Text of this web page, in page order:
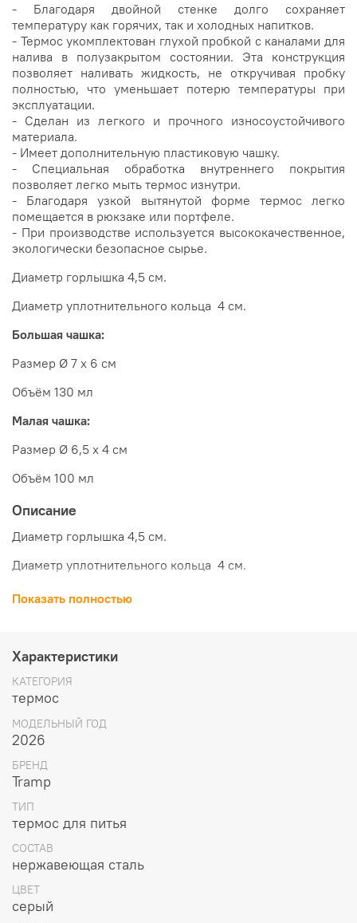
- Благодаря двойной стенке долго сохраняет
температуру как горячих, так и холодных напитков.
- Термос укомплектован глухой пробкой с каналами для
налива в полузакрытом состоянии. Эта конструкция
позволяет наливать жидкость, не откручивая пробку
полностью, что уменьшает потерю температуры при
эксплуатации.
- Сделан из легкого и прочного износоустойчивого
материала.
- Имеет дополнительную пластиковую чашку.
- Специальная обработка внутреннего покрытия
позволяет легко мыть термос изнутри.
- Благодаря узкой вытянутой форме термос легко
помещается в рюкзаке или портфеле.
- При производстве используется высококачественное,
экологически безопасное сырье.
Диаметр горлышка 4,5 см.
Диаметр уплотнительного кольца 4 см.
Большая чашка:
Размер Ø 7 х 6 см
Объём 130 мл
Малая чашка:
Размер Ø 6,5 х 4 см
Объём 100 мл
Описание
Диаметр горлышка 4,5 см.
Диаметр уплотнительного кольца 4 см.
Большая чашка:
Объём 130 мл
Малая чашка:
Размер Ø 6,5 х 4 см
Объём 100 мл
Вес 390 гр
Показать полностью
Характеристики
КАТЕГОРИЯ
термос
МОДЕЛЬНЫЙ ГОД
2026
БРЕНД
Tramp
ТИП
термос для питья
СОСТАВ
нержавеющая сталь
ЦВЕТ
серый